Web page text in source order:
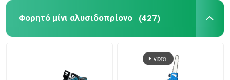
Αφήστε ένα μήνυμα
We bellen je snel terug!
Φορητό μίνι αλυσιδοπρίονο (427)